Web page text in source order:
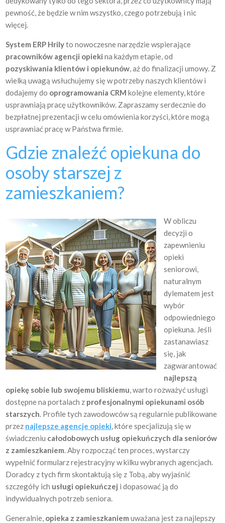
pewność, że będzie w nim wszystko, czego potrzebują i nic
więcej.
System ERP Hrilyto nowoczesne narzędzie wspierające
pracowników agencji opieki na każdym etapie, od
pozyskiwania klientów i opiekunów, aż do finalizacji umowy. Z
wielką uwagą wsłuchujemy się w potrzeby naszych klientów i
dodajemy do oprogramowania CRM kolejne elementy, które
usprawniają pracę użytkowników. Zapraszamy serdecznie do
bezpłatnej prezentacji w celu omówienia korzyści, które mogą
usprawniać pracę w Państwa firmie.
Gdzie znaleźć opiekuna do
osoby starszej z
zamieszkaniem?
W obliczu
decyzji o
zapewnieniu
opieki
seniorowi,
naturalnym
dylematem jest
wybór
odpowiedniego
opiekuna. Jeśli
zastanawiasz
się, jak
zagwarantować
najlepszą
opiekę sobie lub swojemu bliskiemu, warto rozważyć usługi
dostępne na portalach z profesjonalnymi opiekunami osób
starszych. Profile tych zawodowców są regularnie publikowane
przez najlepsze agencje opieki, które specjalizują się w
świadczeniu całodobowych usług opiekuńczych dla seniorów
z zamieszkaniem. Aby rozpocząć ten proces, wystarczy
wypełnić formularz rejestracyjny w kilku wybranych agencjach.
Doradcy z tych firm skontaktują się z Tobą, aby wyjaśnić
szczegóły ich usługi opiekuńczej i dopasować ją do
indywidualnych potrzeb seniora.
Generalnie, opieka z zamieszkaniem uważana jest za najlepszy